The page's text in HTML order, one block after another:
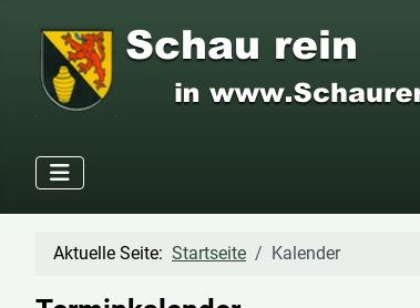
Aktuelle Seite: Startseite Kalender